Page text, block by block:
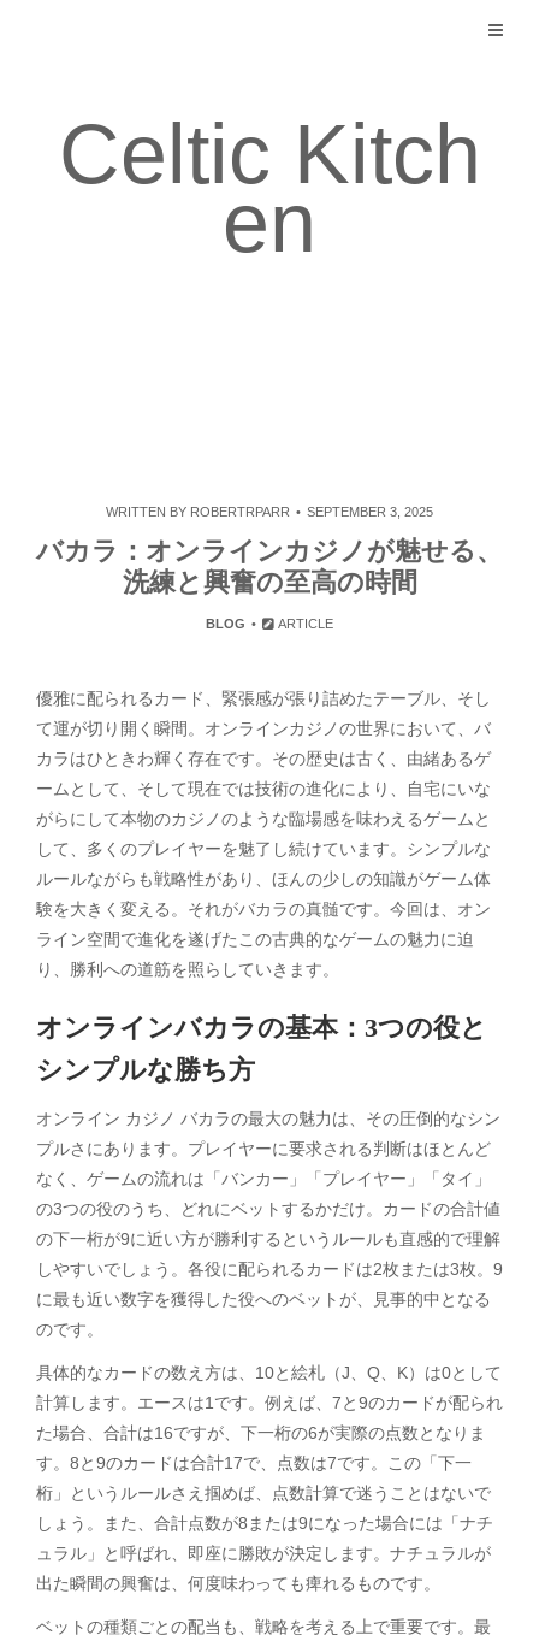
Celtic Kitch
en
WRITTEN BY ROBERTRPARR SEPTEMBER 3, 2025
バカラ：オンラインカジノが魅せる、
洗練と興奮の至高の時間
BLOG ARTICLE
優雅に配られるカード、緊張感が張り詰めたテーブル、そし
て運が切り開く瞬間。オンラインカジノの世界において、バ
カラはひときわ輝く存在です。その歴史は古く、由緒あるゲ
ームとして、そして現在では技術の進化により、自宅にいな
がらにして本物のカジノのような臨場感を味わえるゲームと
して、多くのプレイヤーを魅了し続けています。シンプルな
ルールながらも戦略性があり、ほんの少しの知識がゲーム体
験を大きく変える。それがバカラの真髄です。今回は、オン
ライン空間で進化を遂げたこの古典的なゲームの魅力に迫
り、勝利への道筋を照らしていきます。
オンラインバカラの基本：3つの役と
シンプルな勝ち方
オンライン カジノ バカラの最大の魅力は、その圧倒的なシン
プルさにあります。プレイヤーに要求される判断はほとんど
なく、ゲームの流れは「バンカー」「プレイヤー」「タイ」
の3つの役のうち、どれにベットするかだけ。カードの合計値
の下一桁が9に近い方が勝利するというルールも直感的で理解
しやすいでしょう。各役に配られるカードは2枚または3枚。9
に最も近い数字を獲得した役へのベットが、見事的中となる
のです。
具体的なカードの数え方は、10と絵札（J、Q、K）は0として
計算します。エースは1です。例えば、7と9のカードが配られ
た場合、合計は16ですが、下一桁の6が実際の点数となりま
す。8と9のカードは合計17で、点数は7です。この「下一
桁」というルールさえ掴めば、点数計算で迷うことはないで
しょう。また、合計点数が8または9になった場合には「ナチ
ュラル」と呼ばれ、即座に勝敗が決定します。ナチュラルが
出た瞬間の興奮は、何度味わっても痺れるものです。
ベットの種類ごとの配当も、戦略を考える上で重要です。最